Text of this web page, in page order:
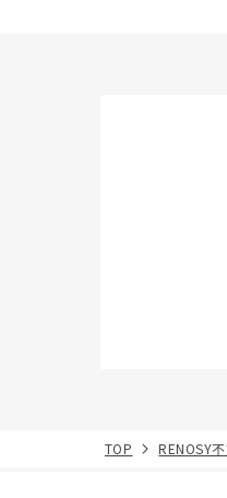
TOP RENOSY